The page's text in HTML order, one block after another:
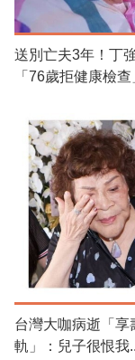
送別亡夫3年！丁
「76歲拒健康檢
台灣大咖病逝「享
軌」：兒子很恨我